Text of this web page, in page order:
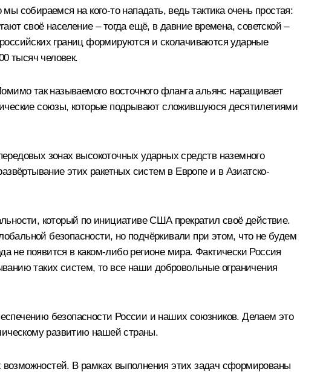
собираемся на кого-то нападать, ведь тактика очень простая:
своё население – тогда ещё, в давние времена, советской –
границ формируются и сколачиваются ударные
тысяч человек.
так называемого восточного фланга альянс наращивает
союзы, которые подрывают сложившуюся десятилетиями
зонах высокоточных ударных средств наземного
этих ракетных систем в Европе и в Азиатско-
который по инициативе США прекратил своё действие.
безопасности, но подчёркивали при этом, что не будем
не появится в каком-либо регионе мира. Фактически Россия
таких систем, то все наши добровольные ограничения
безопасности России и наших союзников. Делаем это
развитию нашей страны.
В рамках выполнения этих задач сформированы